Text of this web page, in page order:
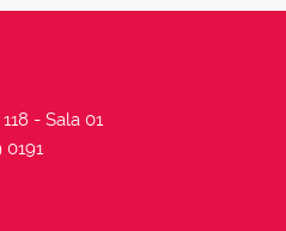
- Sala 01
0191